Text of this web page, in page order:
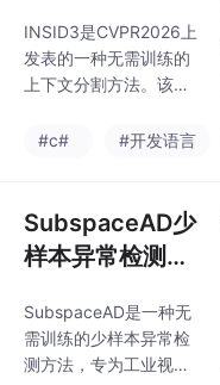
INSID3是CVPR2026上
发表的一种无需训练的
上下文分割方法。该方
视觉编码器，通过参考
中的同类物体。其核心
创新点包括：利用DINO
v3的密集特征进行分
特征中的位置偏差；采
用轻量级后处理生成最
终分割结果。INSID3的
#c# #开发语言
SubspaceAD少
样本异常检测开
SubspaceAD是一种无
需训练的少样本异常检
测方法，专为工业视觉